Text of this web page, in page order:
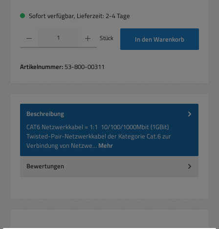
Sofort verfügbar, Lieferzeit: 2-4 Tage
Produkt Anzahl: Gib den gewünschten Wert ein oder benutze die Schaltflächen um
Stück In den Warenkorb
Artikelnummer: 53-800-00311
Beschreibung
CAT6 Netzwerkkabel = 1:1 10/100/1000Mbit (1GBit)
Twisted-Pair-Netzwerkkabel der Kategorie Cat.6 zur
Verbindung von Netzwe… Mehr
Bewertungen